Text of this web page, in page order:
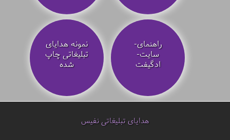
راهنمای-
سایت-
ادگیفت
نمونه هدایای
تبلیغاتی چاپ
شده
هدایای تبلیغاتی نفیس